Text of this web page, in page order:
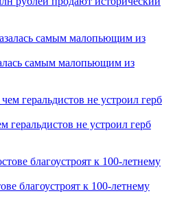
самым малопьющим из
геральдистов не устроил герб
благоустроят к 100-летнему